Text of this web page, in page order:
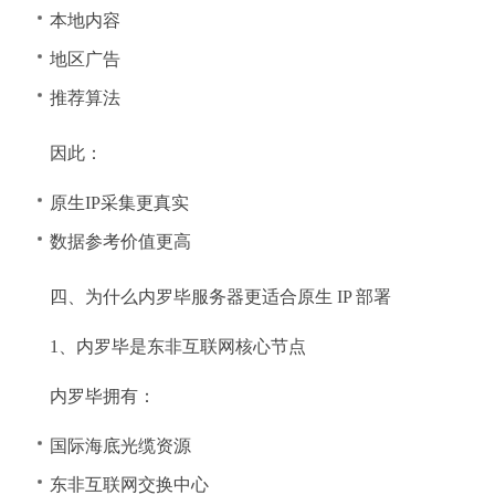
本地内容
地区广告
推荐算法
因此：
原生IP采集更真实
数据参考价值更高
四、为什么内罗毕服务器更适合原生 IP 部署
1、内罗毕是东非互联网核心节点
内罗毕拥有：
国际海底光缆资源
东非互联网交换中心